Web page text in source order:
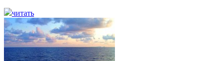
читать